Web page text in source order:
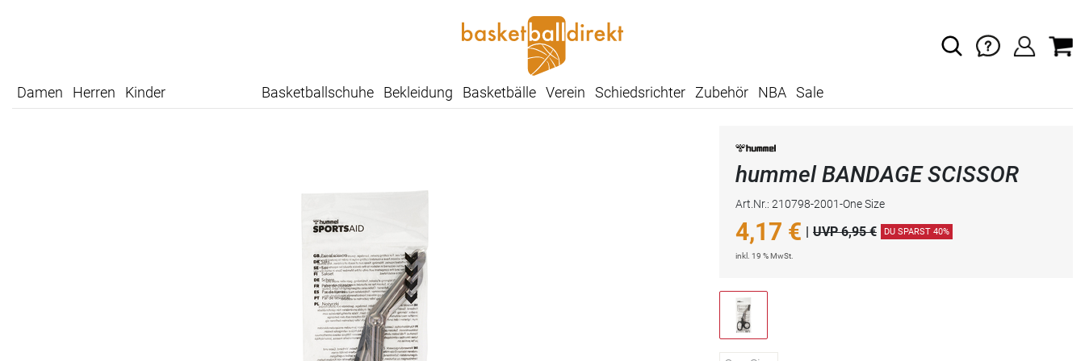
Damen Herren Kinder Basketballschuhe Bekleidung Basketbälle Verein Schiedsrichter Zubehör NBA Sale
hummel BANDAGE SCISSOR
Art.Nr.: 210798-2001-One Size
4,17 € | UVP 6,95 € DU SPARST 40%
inkl. 19 % MwSt.